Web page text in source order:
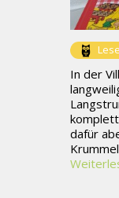
In der
dafür